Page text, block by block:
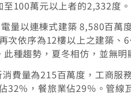
100萬元以上者的2,332度。
量以連棟式建築 8,580百萬
次依序為12樓以上之建築、
種趨勢，夏冬相仿，並無明
費量為215百萬度，工商服
32％，餐旅業佔29％。管線